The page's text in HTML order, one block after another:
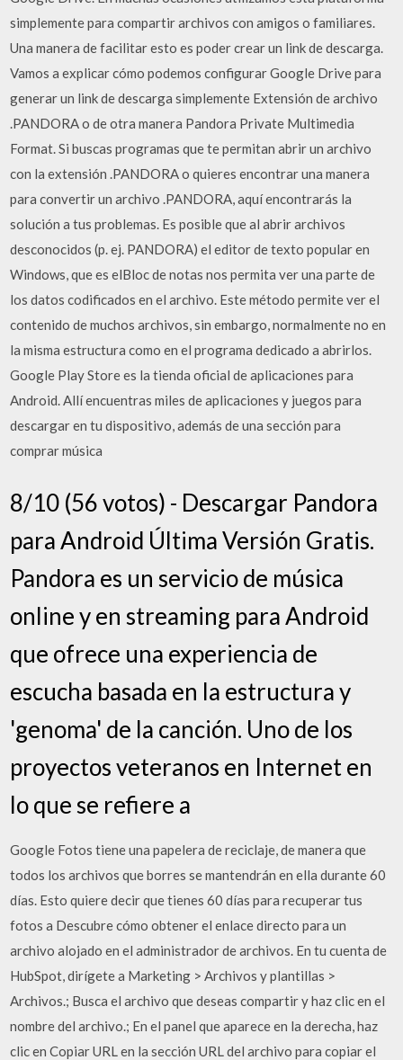
simplemente para compartir archivos con amigos o familiares.
Una manera de facilitar esto es poder crear un link de descarga.
Vamos a explicar cómo podemos configurar Google Drive para
generar un link de descarga simplemente Extensión de archivo
.PANDORA o de otra manera Pandora Private Multimedia
Format. Si buscas programas que te permitan abrir un archivo
con la extensión .PANDORA o quieres encontrar una manera
para convertir un archivo .PANDORA, aquí encontrarás la
solución a tus problemas. Es posible que al abrir archivos
desconocidos (p. ej. PANDORA) el editor de texto popular en
Windows, que es elBloc de notas nos permita ver una parte de
los datos codificados en el archivo. Este método permite ver el
contenido de muchos archivos, sin embargo, normalmente no en
la misma estructura como en el programa dedicado a abrirlos.
Google Play Store es la tienda oficial de aplicaciones para
Android. Allí encuentras miles de aplicaciones y juegos para
descargar en tu dispositivo, además de una sección para
comprar música
8/10 (56 votos) - Descargar Pandora
para Android Última Versión Gratis.
Pandora es un servicio de música
online y en streaming para Android
que ofrece una experiencia de
escucha basada en la estructura y
'genoma' de la canción. Uno de los
proyectos veteranos en Internet en
lo que se refiere a
Google Fotos tiene una papelera de reciclaje, de manera que
todos los archivos que borres se mantendrán en ella durante 60
días. Esto quiere decir que tienes 60 días para recuperar tus
fotos a Descubre cómo obtener el enlace directo para un
archivo alojado en el administrador de archivos. En tu cuenta de
HubSpot, dirígete a Marketing > Archivos y plantillas >
Archivos.; Busca el archivo que deseas compartir y haz clic en el
nombre del archivo.; En el panel que aparece en la derecha, haz
clic en Copiar URL en la sección URL del archivo para copiar el